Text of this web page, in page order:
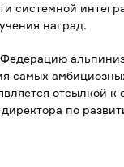
системной
наград.
самых
отсылкой
по